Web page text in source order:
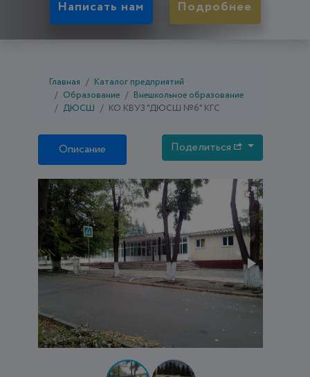
Написать нам Подробнее
Главная
Каталог предприятий
Образование
Внешкольное образование
ДЮСШ
КО КВУЗ "ДЮСШ №6" КГС
Описание Поделиться